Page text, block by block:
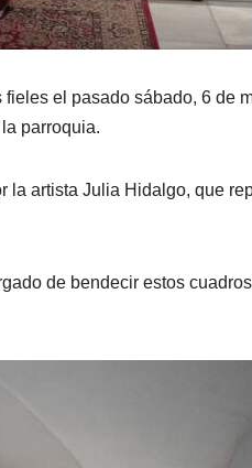
el pasado sábado, 6 de
parroquia.
la artista Julia Hidalgo, que
de bendecir estos